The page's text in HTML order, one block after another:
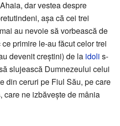
dar vestea despre
aşa că cei trei
au nevoie să vorbească de
primire le-au făcut celor trei
devenit creştini) de la idoli s-
slujească Dumnezeului celui
din ceruri pe Fiul Său, pe care
care ne izbăveşte de mânia